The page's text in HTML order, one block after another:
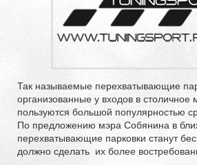
Так называемые перехватывающие
организованные у входов в столичное
пользуются большой популярностью
По предложению мэра Собянина в
перехватывающие парковки станут
должно сделать их более